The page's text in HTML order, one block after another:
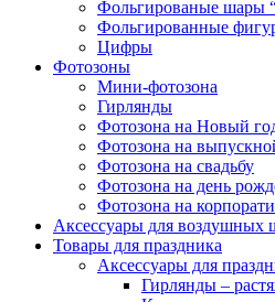
Фольгированые шары
Фольгированные
Цифры
Фотозоны
Мини-фотозона
Гирлянды
Фотозона на Новый
Фотозона на
Фотозона на свадьбу
Фотозона на день
Фотозона на
Аксессуары для воздушных
Товары для праздника
Аксессуары для
Гирлянды –